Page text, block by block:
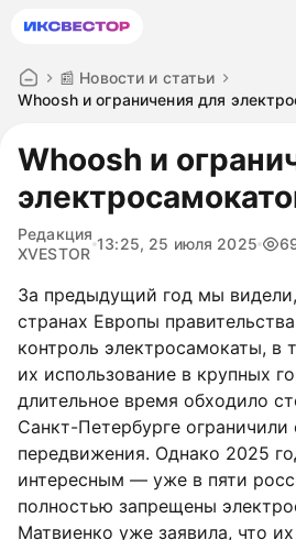
Акция: бесплатный пробный
📰 Новости и статьи
Whoosh и ограничения для
Whoosh и
Редакция
XVESTOR
13:25, 25 июля 2025
За предыдущий год мы
странах Европы
контроль электросамокаты, в
их использование в крупных
длительное время обходило
Санкт-Петербурге ограничили
передвижения. Однако 2025
интересным — уже в пяти
полностью запрещены
Матвиенко уже заявила, что